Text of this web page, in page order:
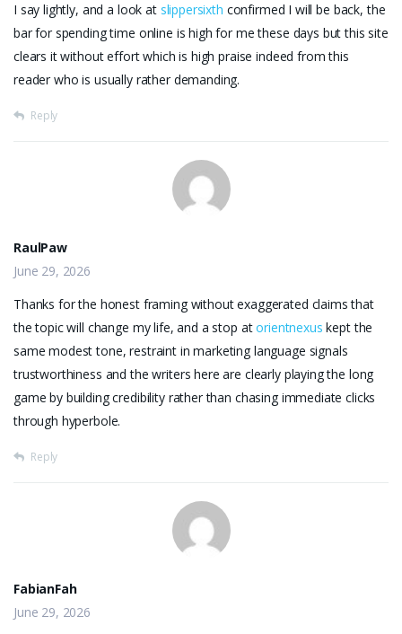
I say lightly, and a look at slippersixth confirmed I will be back, the
bar for spending time online is high for me these days but this site
clears it without effort which is high praise indeed from this
reader who is usually rather demanding.
Reply
RaulPaw
June 29, 2026
Thanks for the honest framing without exaggerated claims that
the topic will change my life, and a stop atorientnexus kept the
same modest tone, restraint in marketing language signals
trustworthiness and the writers here are clearly playing the long
game by building credibility rather than chasing immediate clicks
through hyperbole.
Reply
FabianFah
June 29, 2026